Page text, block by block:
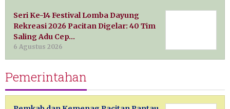
Seri Ke-14 Festival Lomba Dayung
Rekreasi 2026 Pacitan Digelar: 40 Tim
Saling Adu Cep…
6 Agustus 2026
Pemerintahan